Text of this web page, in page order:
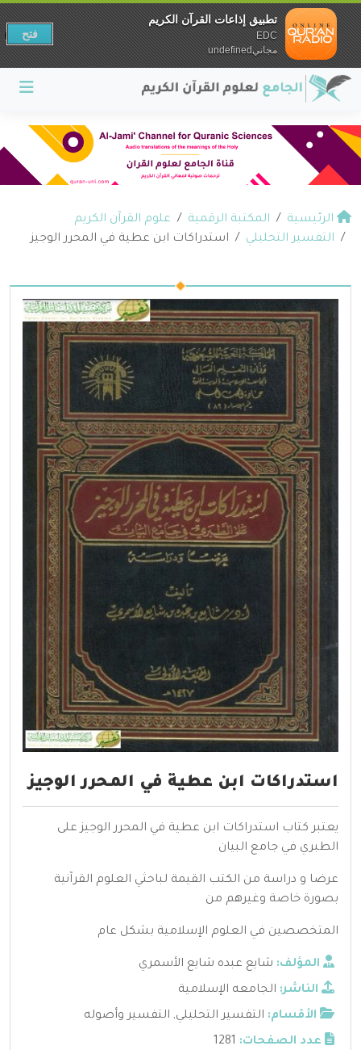
الرئيسية المكتبة الرقمية
علوم القرآن الكريم
التفسير التحليلي
استدراكات ابن عطية في المحرر الوجيز
استدراكات ابن عطية في المحرر الوجيز
يعتبر كتاب استدراكات ابن عطية في المحرر الوجيز على
الطبري في جامع البيان
عرضا و دراسة من الكتب القيمة لباحثي العلوم القرآنية
بصورة خاصة وغيرهم من
المتخصصين في العلوم الإسلامية بشكل عام
المؤلف: شايع عبده شايع الأسمري
الناشر: الجامعه الإسلامية
الأقسام: التفسير التحليلي, التفسير وأصوله
عدد الصفحات: 1281
تطبيق إذاعات القرآن الكريم
EDC
مجانيundefined
فتح